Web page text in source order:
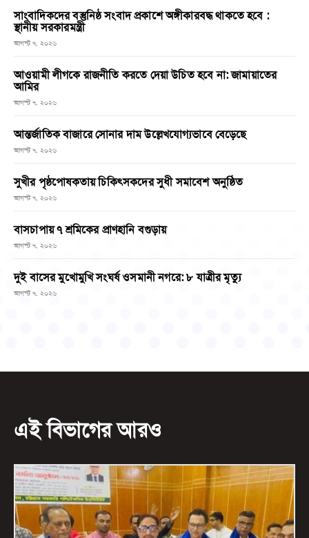
সাংবাদিকদের বস্তুনিষ্ঠ সংবাদ প্রকাশে অঙ্গীকারবদ্ধ থাকতে হবে :
স্থানীয় সরকারমন্ত্রী
আগস্ট ৭, ২০২৬
আওয়ামী লীগকে রাজনীতি করতে দেয়া উচিত হবে না: জামায়াতের
আমির
আগস্ট ৭, ২০২৬
আন্তর্জাতিক বাজারে সোনার দাম উল্লেখযোগ্যভাবে বেড়েছে
আগস্ট ৭, ২০২৬
সুখীর পৃষ্ঠপোষকতায় চিকিৎসকদের সুধী সমাবেশ অনুষ্ঠিত
আগস্ট ৭, ২০২৬
বাসচাপায় ৭ শ্রমিকের প্রাণহানি বগুড়ায়
আগস্ট ৭, ২০২৬
দুই বাসের মুখোমুখি সংঘর্ষ ওসমানী নগরে: ৮ যাত্রীর মৃত্যু
আগস্ট ৭, ২০২৬
এই বিভাগের আরও